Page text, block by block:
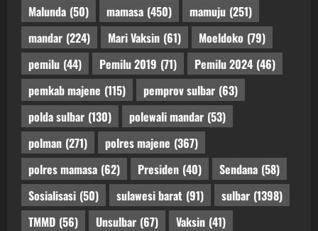
Malunda (50) mamasa (450) mamuju (251)
mandar (224) Mari Vaksin (61) Moeldoko (79)
pemilu (44) Pemilu 2019 (71) Pemilu 2024 (46)
pemkab majene (115) pemprov sulbar (63)
polda sulbar (130) polewali mandar (53)
polman (271) polres majene (367)
polres mamasa (62) Presiden (40) Sendana (58)
Sosialisasi (50) sulawesi barat (91) sulbar (1398)
TMMD (56) Unsulbar (67) Vaksin (41)